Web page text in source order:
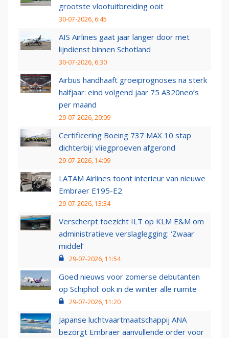
grootste vlootuitbreiding ooit
30-07-2026, 6:45
AIS Airlines gaat jaar langer door met
lijndienst binnen Schotland
30-07-2026, 6:30
Airbus handhaaft groeiprognoses na sterk
halfjaar: eind volgend jaar 75 A320neo’s
per maand
29-07-2026, 20:09
Certificering Boeing 737 MAX 10 stap
dichterbij: vliegproeven afgerond
29-07-2026, 14:09
LATAM Airlines toont interieur van nieuwe
Embraer E195-E2
29-07-2026, 13:34
Verscherpt toezicht ILT op KLM E&M om
administratieve verslaglegging: ‘Zwaar
middel’
29-07-2026, 11:54
Goed nieuws voor zomerse debutanten
op Schiphol: ook in de winter alle ruimte
29-07-2026, 11:20
Japanse luchtvaartmaatschappij ANA
bezorgt Embraer aanvullende order voor